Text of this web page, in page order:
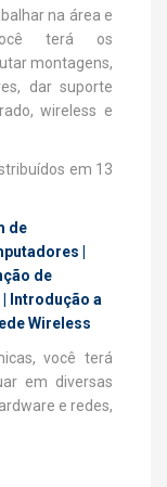
na área e
terá os
montagens,
dar suporte
wireless e
em 13
de
|
de
Introdução a
Wireless
você terá
em diversas
e redes,